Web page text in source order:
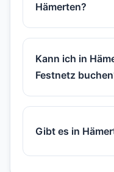
Hämerten?
Kann ich in
Festnetz
Gibt es in